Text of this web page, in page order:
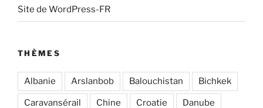
Site de WordPress-FR
THÈMES
Albanie Arslanbob Balouchistan Bichkek
Caravansérail Chine Croatie Danube